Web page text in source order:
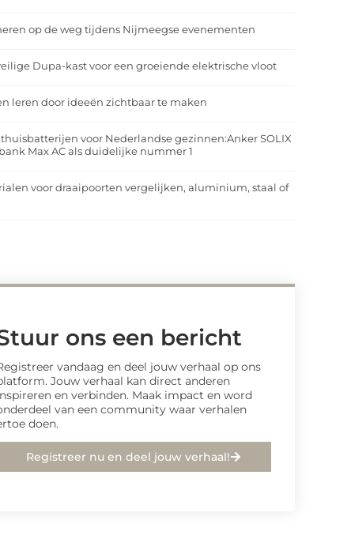
op de weg tijdens Nijmeegse evenementen
Dupa-kast voor een groeiende elektrische vloot
leren door ideeën zichtbaar te maken
thuisbatterijen voor Nederlandse gezinnen:Anker SOLIX
Max AC als duidelijke nummer 1
voor draaipoorten vergelijken, aluminium, staal of
ons een bericht
vandaag en deel jouw verhaal op ons
Jouw verhaal kan direct anderen
en verbinden. Maak impact en word
van een community waar verhalen
doen.
Registreer nu en deel jouw verhaal!